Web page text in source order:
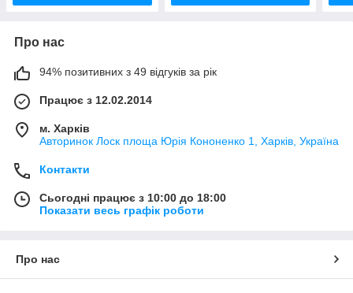
Про нас
94% позитивних з 49 відгуків за рік
Працює з 12.02.2014
м. Харків
Авторинок Лоск площа Юрія Кононенко 1, Харків, Україна
Контакти
Сьогодні працює з 10:00 до 18:00
Показати весь графік роботи
Про нас